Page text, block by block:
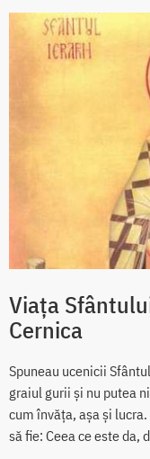
Viața
Cernica
Spuneau ucenicii
graiul gurii și nu putea
cum învăța, așa și
să fie: Ceea ce este da,